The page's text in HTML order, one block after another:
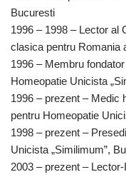
Bucuresti
1996 – 1998 – Lector al
clasica pentru Romania
1996 – Membru
Homeopatie Unicista
1996 – prezent – Medic
pentru Homeopatie
1998 – prezent –
Unicista „Similimum”,
2003 – prezent –